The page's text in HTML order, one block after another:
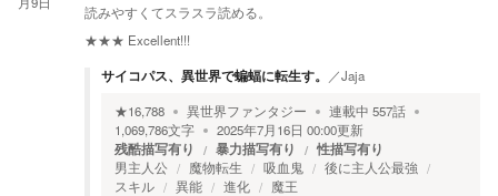
読みやすくてスラスラ読める。
★★★ Excellent!!!
サイコパス、異世界で蝙蝠に転生す。 ／Jaja
★16,788 異世界ファンタジー 連載中 557話
1,069,786文字 2025年7月16日 00:00更新
残酷描写有り 暴力描写有り 性描写有り
男主人公 魔物転生 吸血鬼
後に主人公最強
スキル
異能 進化 魔王